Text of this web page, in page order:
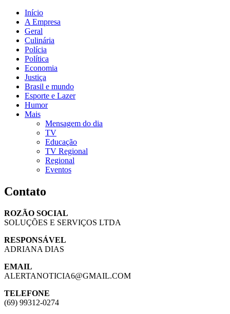
Início
A Empresa
Geral
Culinária
Polícia
Política
Economia
Justiça
Brasil e mundo
Esporte e Lazer
Humor
Mais
Mensagem do dia
TV
Educação
TV Regional
Regional
Eventos
Contato
ROZÃO SOCIAL
SOLUÇÕES E SERVIÇOS LTDA
RESPONSÁVEL
ADRIANA DIAS
EMAIL
ALERTANOTICIA6@GMAIL.COM
TELEFONE
(69) 99312-0274